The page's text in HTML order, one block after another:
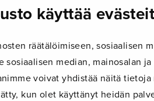
käyttää
räätälöimiseen, sosiaalisen
sosiaalisen median, mainosalan
voivat yhdistää näitä
kun olet käyttänyt heidän